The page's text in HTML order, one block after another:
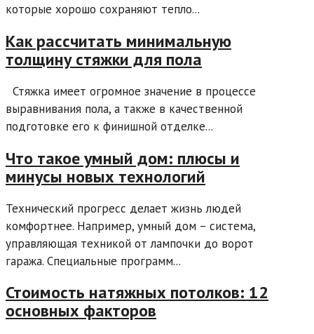
которые хорошо сохраняют тепло...
Как рассчитать минимальную
толщину стяжки для пола
Стяжка имеет огромное значение в процессе
выравнивания пола, а также в качественной
подготовке его к финишной отделке...
Что такое умный дом: плюсы и
минусы новых технологий
Технический прогресс делает жизнь людей
комфортнее. Например, умный дом – система,
управляющая техникой от лампочки до ворот
гаража. Специальные программ...
Стоимость натяжных потолков: 12
основных факторов